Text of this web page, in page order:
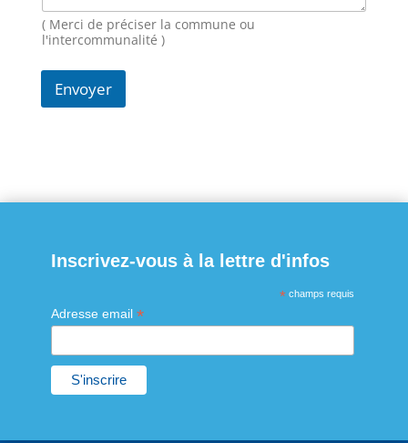
m
a
l
o
( Merci de préciser la commune ou
l'intercommunalité )
Envoyer
Inscrivez-vous à la lettre d'infos
* champs requis
Adresse email *